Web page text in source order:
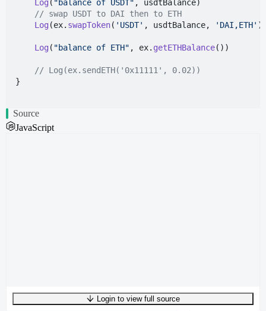
Log ( "balance of USDT" , usdtBalance)
// swap USDT to DAI then to ETH
Log (ex. swapToken( 'USDT' , usdtBalance, 'DAI,ETH'
Log ( "balance of ETH" , ex. getETHBalance())
// Log(ex.sendETH('0x11111', 0.02))
}
Source
JavaScript
UTF-830489 bytes2614 words0 linesLn 1,Col 0
Login to view full source